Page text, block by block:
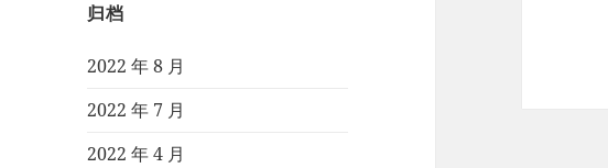
归档
2022 年 8 月
2022 年 7 月
2022 年 4 月